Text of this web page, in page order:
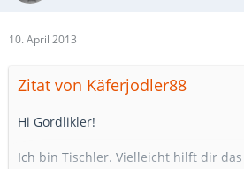
10. April 2013
Zitat von Käferjodler88
Hi Gordlikler!
Ich bin Tischler. Vielleicht hilft dir das